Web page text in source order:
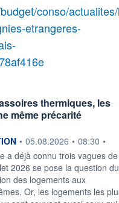
conso/
etrangeres-
thermiques, les
même précarité
par • 05.08.2026 • 08:30 •
a déjà connu trois vagues de
2026 se pose la question du
des logements aux
Or, les logements les